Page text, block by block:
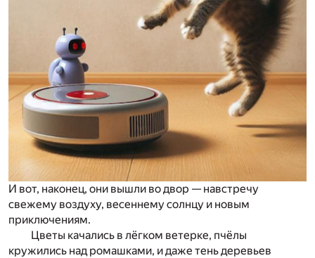
И вот, наконец, они вышли во двор — навстречу
свежему воздуху, весеннему солнцу и новым
приключениям.
Цветы качались в лёгком ветерке, пчёлы
кружились над ромашками, и даже тень деревьев